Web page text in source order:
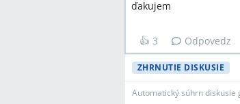
ďakujem
👍 3 Odpovedz
ZHRNUTIE DISKUSIE
Automatický súhrn